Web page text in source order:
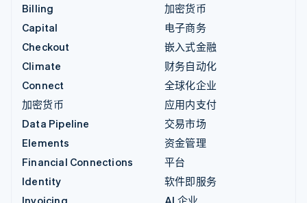
Billing
Capital
Checkout
Climate
Connect
加密货币
Data Pipeline
Elements
Financial Connections
Identity
Invoicing
加密货币
电子商务
嵌入式金融
财务自动化
全球化企业
应用内支付
交易市场
资金管理
平台
软件即服务
AI 企业